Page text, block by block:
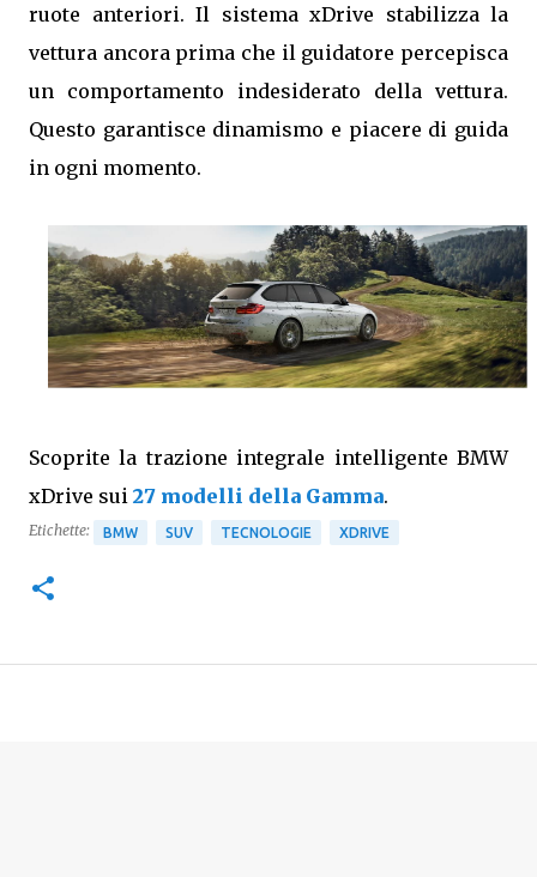
ruote anteriori. Il sistema xDrive stabilizza la
vettura ancora prima che il guidatore percepisca
un comportamento indesiderato della vettura.
Questo garantisce dinamismo e piacere di guida
in ogni momento.
Scoprite la trazione integrale intelligente BMW
xDrive sui 27 modelli della Gamma.
Etichette: BMW SUV TECNOLOGIE XDRIVE